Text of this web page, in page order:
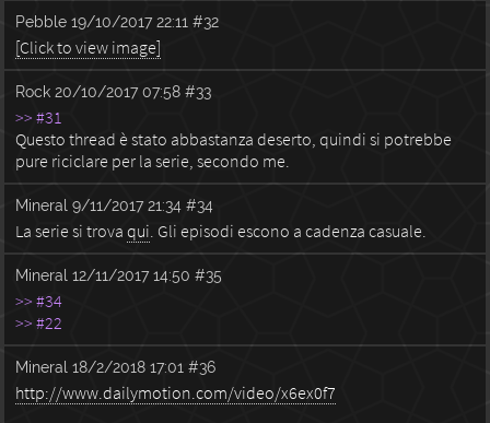
Pebble 19/10/2017 22:11 #32
[Click to view image]
Rock 20/10/2017 07:58 #33
>> #31
Questo thread è stato abbastanza deserto, quindi si potrebbe
pure riciclare per la serie, secondo me.
Mineral 9/11/2017 21:34 #34
La serie si trovaqui. Gli episodi escono a cadenza casuale.
Mineral 12/11/2017 14:50 #35
>> #34
>> #22
Mineral 18/2/2018 17:01 #36
http://www.dailymotion.com/video/x6ex0f7